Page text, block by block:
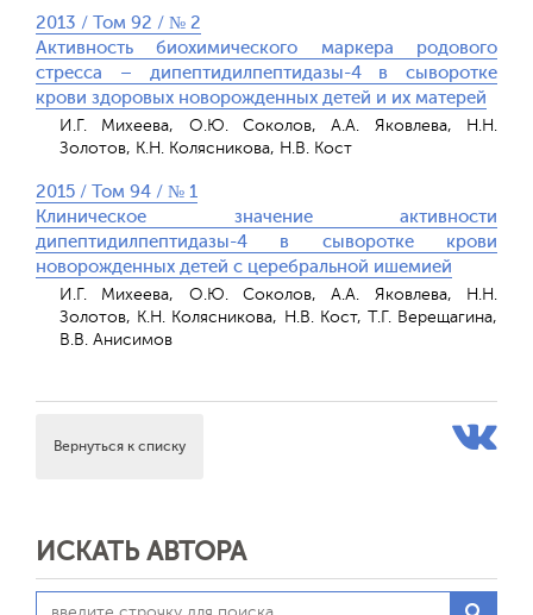
2013 / Том 92 / № 2
Активность биохимического маркера родового
стресса – дипептидилпептидазы-4 в сыворотке
крови здоровых новорожденных детей и их матерей
И.Г. Михеева, О.Ю. Соколов, А.А. Яковлева, Н.Н.
Золотов, К.Н. Колясникова, Н.В. Кост
2015 / Том 94 / № 1
Клиническое значение активности
дипептидилпептидазы-4 в сыворотке крови
новорожденных детей с церебральной ишемией
И.Г. Михеева, О.Ю. Соколов, А.А. Яковлева, Н.Н.
Золотов, К.Н. Колясникова, Н.В. Кост, Т.Г. Верещагина,
В.В. Анисимов
Вернуться к списку
ИСКАТЬ АВТОРА